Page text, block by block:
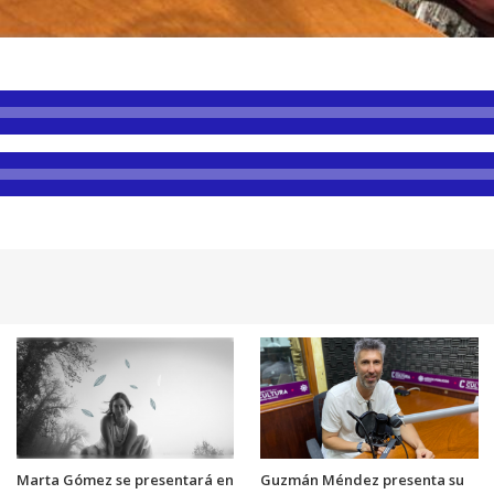
Marta Gómez se presentará en
Guzmán Méndez presenta su